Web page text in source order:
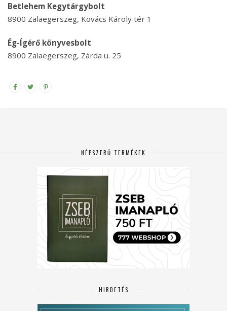
Betlehem Kegytárgybolt
8900 Zalaegerszeg, Kovács Károly tér 1
Ég-Ígérő könyvesbolt
8900 Zalaegerszeg, Zárda u. 25
NÉPSZERŰ TERMÉKEK
HIRDETÉS